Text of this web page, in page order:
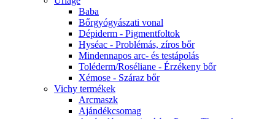
Baba
Bőrgyógyászati vonal
Dépiderm - Pigmentfoltok
Hyséac - Problémás, zíros bőr
Mindennapos arc- és testápolás
Toléderm/Roséliane - Érzékeny bőr
Xémose - Száraz bőr
Vichy termékek
Arcmaszk
Ajándékcsomag